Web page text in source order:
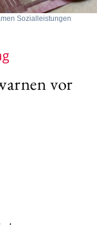
Sozialleistungen
vor